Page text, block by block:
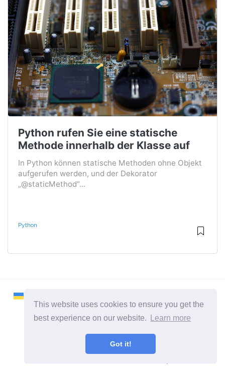
This website uses cookies to ensure you get the
best experience on our website.
Learn more
Got it!
Python rufen Sie eine statische
Methode innerhalb der Klasse auf
In Python können statische Methoden ohne Objekt
aufgerufen werden, und der Dekorator
„@staticMethod“...
Python
2026 ©Remontcompa
Alle Kategorien